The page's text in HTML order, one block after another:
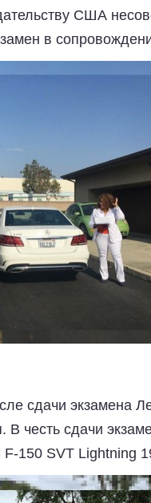
США
в
сдачи экзамена
В честь сдачи
150 SVT Lightning